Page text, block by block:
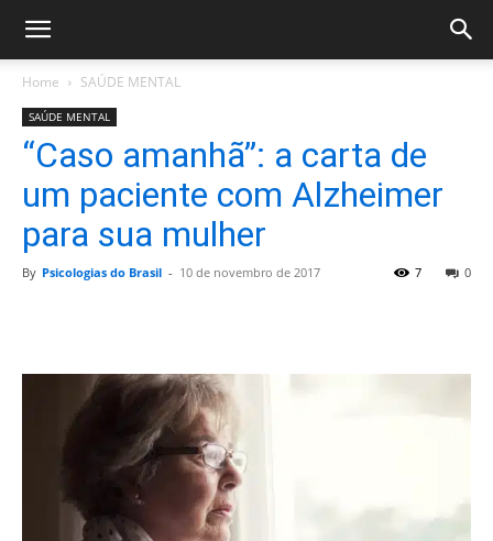
Home SAÚDE MENTAL
SAÚDE MENTAL
“Caso amanhã”: a carta de
um paciente com Alzheimer
para sua mulher
By Psicologias do Brasil - 10 de novembro de 2017 0
7